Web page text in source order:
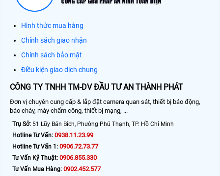
Hình thức mua hàng
Chính sách giao nhận
Chính sách bảo mật
Điều kiện giao dịch chung
CÔNG TY TNHH TM-DV ĐẦU TƯ AN THÀNH PHÁT
Đơn vị chuyên cung cấp & lắp đặt camera quan sát, thiết bị báo động,
báo cháy, máy chấm công, thiết bị mạng, ...
Trụ Sở: 51 Lũy Bán Bích, Phường Phú Thạnh, TP. Hồ Chí Minh
Hotline Tư Vấn: 0938.11.23.99
Hotline Tư Vấn 1: 0906.72.73.77
Tư Vấn Kỹ Thuật: 0906.855.330
Tư Vấn Mua Hàng: 0902.452.577